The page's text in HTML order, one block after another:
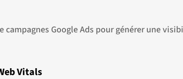
campagnes Google Ads pour générer une
Vitals